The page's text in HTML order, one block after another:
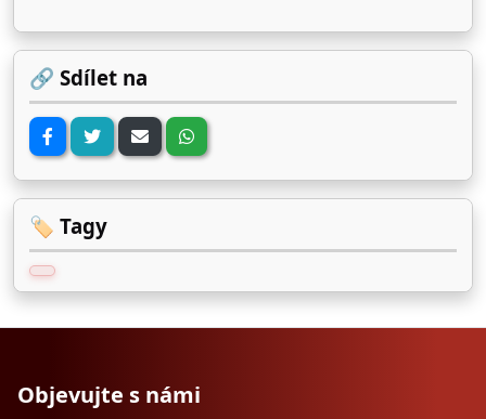
🔗 Sdílet na
🏷️ Tagy
Objevujte s námi